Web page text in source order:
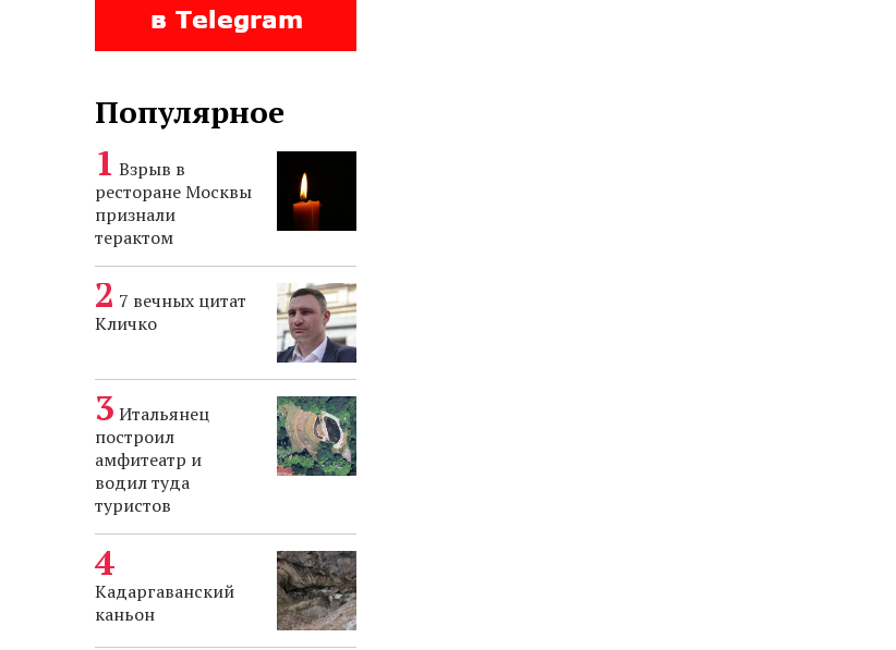
Популярное
Взрыв в
ресторане Москвы
признали
терактом
7 вечных цитат
Кличко
Итальянец
построил
амфитеатр и
водил туда
туристов
Кадаргаванский
каньон